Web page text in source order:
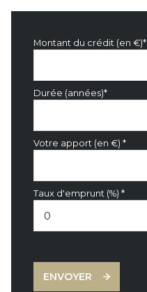
Montant du crédit (en €)*
Durée (années)*
Votre apport (en €) *
Taux d'emprunt (%) *
ENVOYER